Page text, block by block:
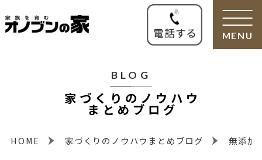
MENU
BLOG
家づくりのノウハウ
まとめブログ
HOME 家づくりのノウハウまとめブログ 無添加